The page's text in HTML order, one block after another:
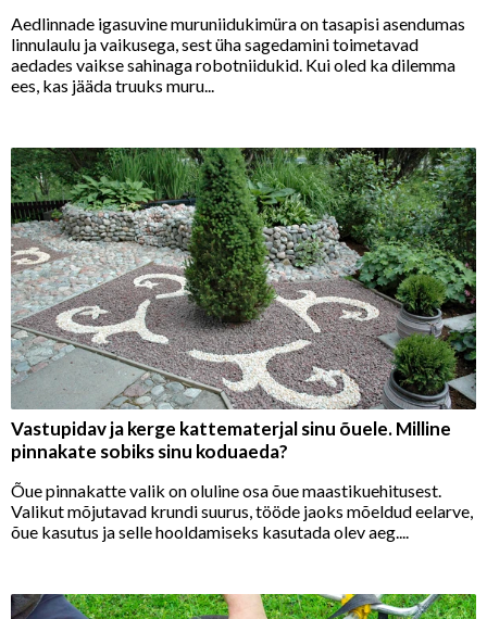
Aedlinnade igasuvine muruniidukimüra on tasapisi asendumas
linnulaulu ja vaikusega, sest üha sagedamini toimetavad
aedades vaikse sahinaga robotniidukid. Kui oled ka dilemma
ees, kas jääda truuks muru...
Vastupidav ja kerge kattematerjal sinu õuele. Milline
pinnakate sobiks sinu koduaeda?
Õue pinnakatte valik on oluline osa õue maastikuehitusest.
Valikut mõjutavad krundi suurus, tööde jaoks mõeldud eelarve,
õue kasutus ja selle hooldamiseks kasutada olev aeg....